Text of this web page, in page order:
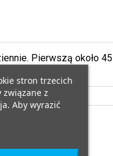
Pierwszą około
stron trzecich
związane z
Aby wyrazić